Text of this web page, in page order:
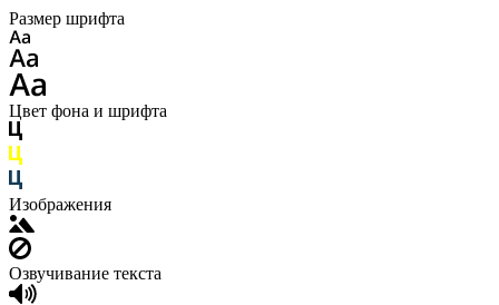
Размер шрифта
Цвет фона и шрифта
Изображения
Озвучивание текста